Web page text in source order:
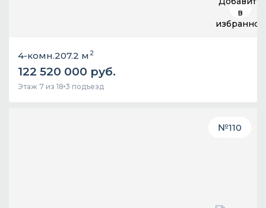
4-комн.207.2 м 2
122 520 000 руб.
Этаж 7 из 18 3 подъезд
№110